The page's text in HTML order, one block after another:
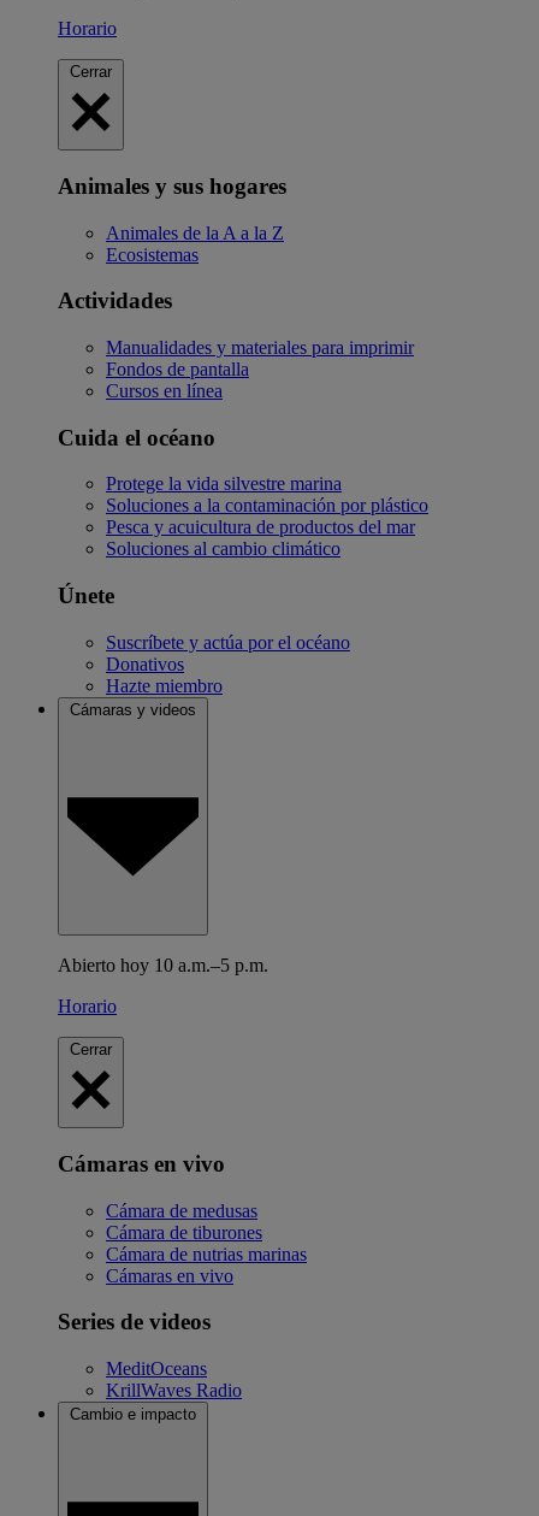
Horario
Cerrar
Animales y sus hogares
Animales de la A a la Z
Ecosistemas
Actividades
Manualidades y materiales para imprimir
Fondos de pantalla
Cursos en línea
Cuida el océano
Protege la vida silvestre marina
Soluciones a la contaminación por plástico
Pesca y acuicultura de productos del mar
Soluciones al cambio climático
Únete
Suscríbete y actúa por el océano
Donativos
Hazte miembro
Cámaras y videos
Abierto hoy 10 a.m.–5 p.m.
Horario
Cerrar
Cámaras en vivo
Cámara de medusas
Cámara de tiburones
Cámara de nutrias marinas
Cámaras en vivo
Series de videos
MeditOceans
KrillWaves Radio
Cambio e impacto